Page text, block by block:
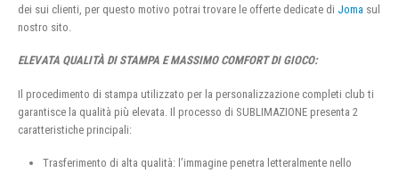
dei sui clienti, per questo motivo potrai trovare le offerte dedicate di Joma sul
nostro sito.
ELEVATA QUALITÀ DI STAMPA E MASSIMO COMFORT DI GIOCO:
Il procedimento di stampa utilizzato per la personalizzazione completi club ti
garantisce la qualità più elevata. Il processo di SUBLIMAZIONE presenta 2
caratteristiche principali:
Trasferimento di alta qualità: l’immagine penetra letteralmente nello